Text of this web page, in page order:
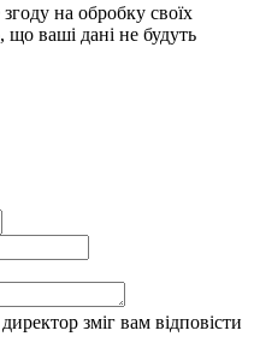
на обробку своїх
ваші дані не будуть
зміг вам відповісти